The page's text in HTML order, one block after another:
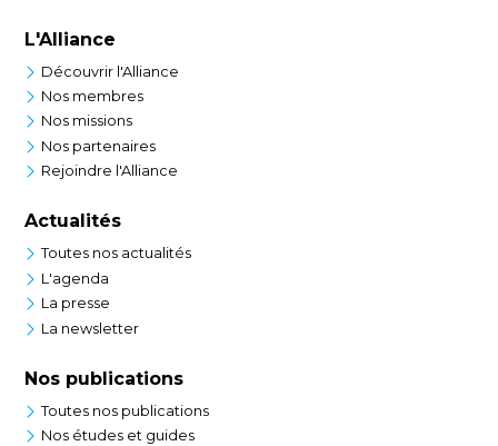
L'Alliance
Découvrir l'Alliance
Nos membres
Nos missions
Nos partenaires
Rejoindre l'Alliance
Actualités
Toutes nos actualités
L'agenda
La presse
La newsletter
Nos publications
Toutes nos publications
Nos études et guides